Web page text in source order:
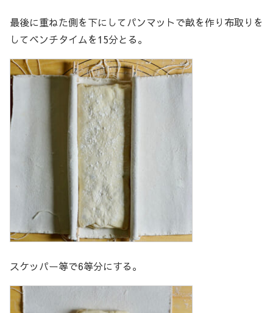
最後に重ねた側を下にしてパンマットで畝を作り布取りを
してベンチタイムを15分とる。
スケッパー等で6等分にする。